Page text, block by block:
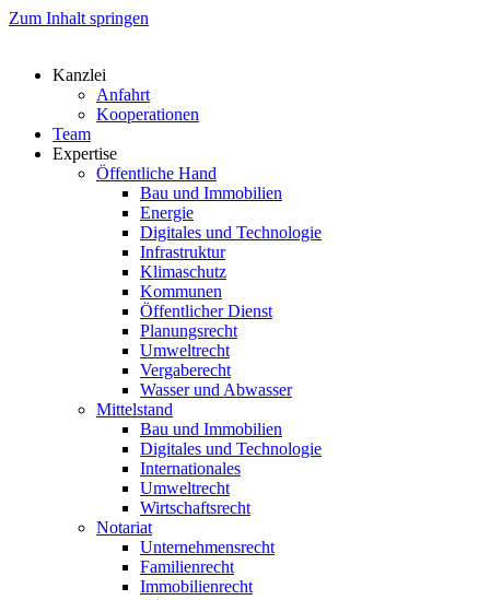
Zum Inhalt springen
Kanzlei
Anfahrt
Kooperationen
Team
Expertise
Öffentliche Hand
Bau und Immobilien
Energie
Digitales und Technologie
Infrastruktur
Klimaschutz
Kommunen
Öffentlicher Dienst
Planungsrecht
Umweltrecht
Vergaberecht
Wasser und Abwasser
Mittelstand
Bau und Immobilien
Digitales und Technologie
Internationales
Umweltrecht
Wirtschaftsrecht
Notariat
Unternehmensrecht
Familienrecht
Immobilienrecht